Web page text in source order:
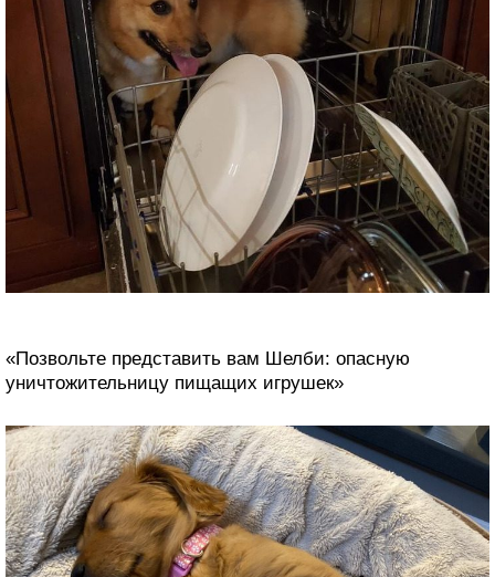
«Позвольте представить вам Шелби: опасную
уничтожительницу пищащих игрушек»